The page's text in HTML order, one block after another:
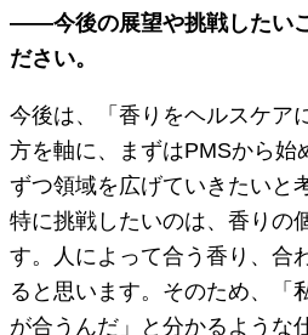
――今後の展望や挑戦したい
ださい。
今後は、「香りをヘルスケア
方を軸に、まずはPMSから始
ずつ領域を広げていきたいと
特に挑戦したいのは、香りの
す。人によって合う香り、合
ると思います。そのため、「
が合うんだ」と分かるような